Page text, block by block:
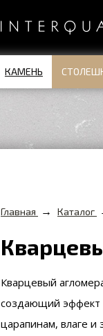
КАМЕНЬ
Главная → Каталог
Кварцевый
создающий эффект
царапинам, влаге